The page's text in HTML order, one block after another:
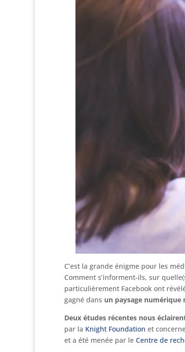
C’est la grande énigme pour les
Comment s’informent-ils, sur
particulièrement Facebook ont
gagné dans un paysage
Deux études récentes nous
par la Knight Foundation et
et a été menée par le Centre de